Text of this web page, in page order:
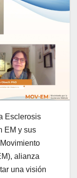
Esclerosis
EM y sus
alianza
una visión